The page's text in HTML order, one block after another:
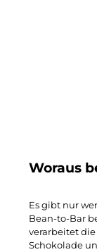
Woraus
Es gibt nur
Bean-to-Bar
verarbeitet
Schokolade